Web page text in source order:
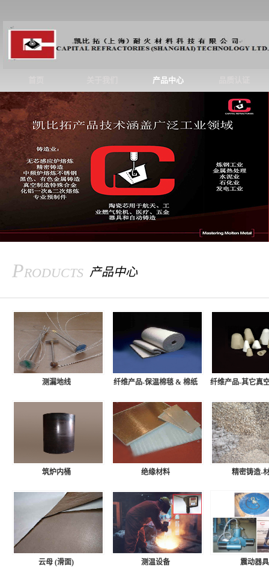
产品中心
Products 产品中心
测漏地线 纤维产品-保温棉毯 & 棉纸 纤维产品-其它真
筑炉内桶 绝缘材料 精密铸造-
云母 (滑面) 测温设备 震动器具